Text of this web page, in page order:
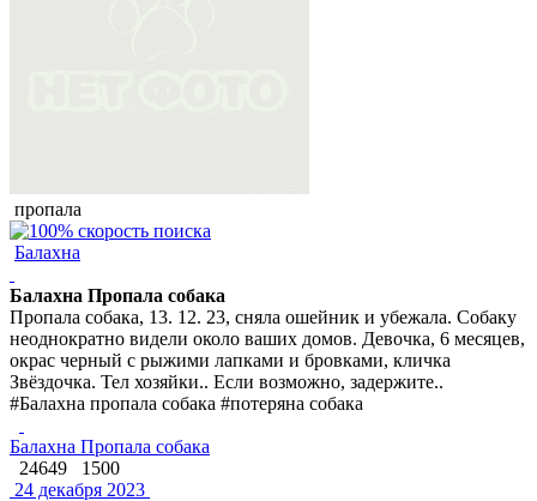
пропала
Балахна
Балахна Пропала собака
Пропала собака, 13. 12. 23, сняла ошейник и убежала. Собаку
неоднократно видели около ваших домов. Девочка, 6 месяцев,
окрас черный с рыжими лапками и бровками, кличка
Звёздочка. Тел хозяйки.. Если возможно, задержите..
#Балахна пропала собака #потеряна собака
Балахна Пропала собака
24649
1500
24 декабря 2023